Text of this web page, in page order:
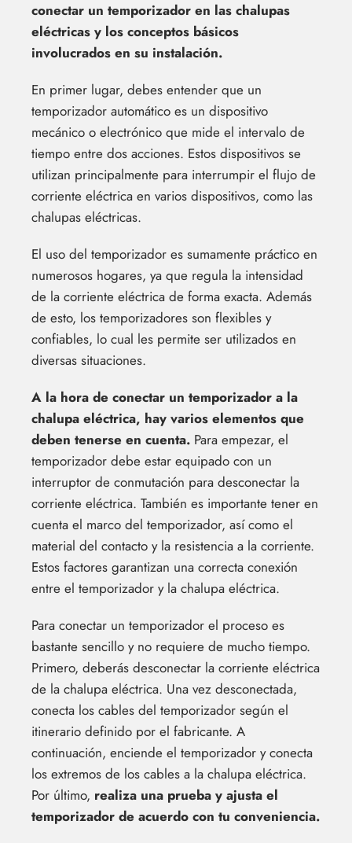
conectar un temporizador en las chalupas
eléctricas y los conceptos básicos
involucrados en su instalación.
En primer lugar, debes entender que un
temporizador automático es un dispositivo
mecánico o electrónico que mide el intervalo de
tiempo entre dos acciones. Estos dispositivos se
utilizan principalmente para interrumpir el flujo de
corriente eléctrica en varios dispositivos, como las
chalupas eléctricas.
El uso del temporizador es sumamente práctico en
numerosos hogares, ya que regula la intensidad
de la corriente eléctrica de forma exacta. Además
de esto, los temporizadores son flexibles y
confiables, lo cual les permite ser utilizados en
diversas situaciones.
A la hora de conectar un temporizador a la
chalupa eléctrica, hay varios elementos que
deben tenerse en cuenta. Para empezar, el
temporizador debe estar equipado con un
interruptor de conmutación para desconectar la
corriente eléctrica. También es importante tener en
cuenta el marco del temporizador, así como el
material del contacto y la resistencia a la corriente.
Estos factores garantizan una correcta conexión
entre el temporizador y la chalupa eléctrica.
Para conectar un temporizador el proceso es
bastante sencillo y no requiere de mucho tiempo.
Primero, deberás desconectar la corriente eléctrica
de la chalupa eléctrica. Una vez desconectada,
conecta los cables del temporizador según el
itinerario definido por el fabricante. A
continuación, enciende el temporizador y conecta
los extremos de los cables a la chalupa eléctrica.
Por último, realiza una prueba y ajusta el
temporizador de acuerdo con tu conveniencia.